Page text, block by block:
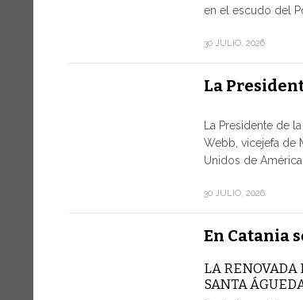
en el escudo del
30 JULIO, 2026
La
La Presidente de
Webb, vicejefa de
Unidos de América
30 JULIO, 2026
En Catania
LA RENOVADA
SANTA